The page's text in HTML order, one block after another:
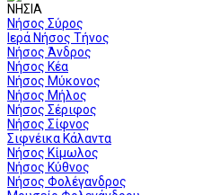
ΝΗΣΙΑ
Νήσος Σύρος
Ιερά Νήσος Τήνος
Νήσος Άνδρος
Νήσος Κέα
Νήσος Μύκονος
Νήσος Μήλος
Νήσος Σέριφος
Νήσος Σίφνος
Σιφνέικα Κάλαντα
Νήσος Κίμωλος
Νήσος Κύθνος
Νήσος Φολέγανδρος